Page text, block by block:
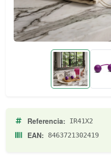
Referencia: IR41X2
EAN: 8463721302419